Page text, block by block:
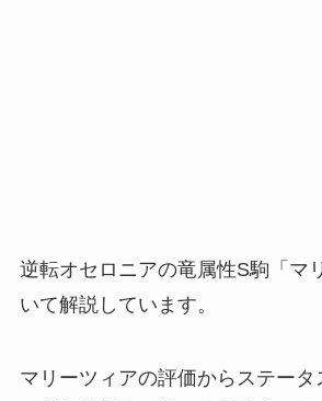
逆転オセロニアの竜属性S駒「マ
いて解説しています。
マリーツィアの評価からステー